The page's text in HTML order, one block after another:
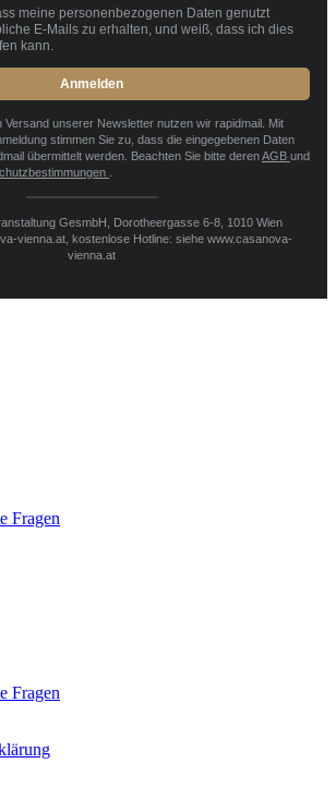
meine personenbezogenen Daten genutzt
E-Mails zu erhalten, und weiß, dass ich dies
kann.
Anmelden
Versand unserer Newsletter nutzen wir rapidmail. Mit
stimmen Sie zu, dass die eingegebenen Daten
übermittelt werden. Beachten Sie bitte derenAGB und
GesmbH, Dorotheergasse 6-8, 1010 Wien
vienna.at, kostenlose Hotline: siehe www.casanova-
vienna.at
Fragen
Fragen